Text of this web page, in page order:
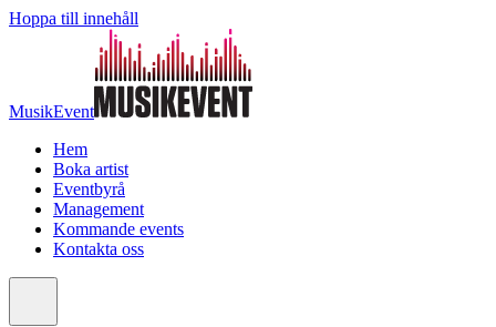
Hoppa till innehåll
MusikEvent
Hem
Boka artist
Eventbyrå
Management
Kommande events
Kontakta oss